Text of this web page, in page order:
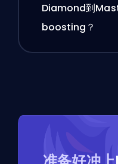
Diamond到
boosting？